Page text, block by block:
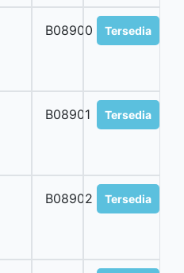
B08900 Tersedia
B08901 Tersedia
B08902 Tersedia